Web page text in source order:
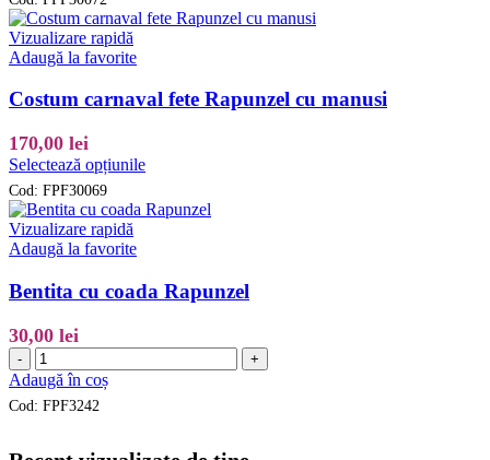
are
mai
Opțiunile
pot
în
produsului.
Vizualizare rapidă
Adaugă la favorite
Costum carnaval fete Rapunzel cu manusi
170,00 lei
Selectează opțiunileAcest
are
mai
Opțiunile
pot
Cod: FPF30069
Vizualizare rapidă
Adaugă la favorite
Bentita cu coada Rapunzel
30,00 lei
-
Cantitate
Bentita
cu
coada
+
Adaugă în coș
Cod: FPF3242